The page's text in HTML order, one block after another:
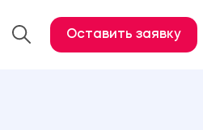
Оставить заявку